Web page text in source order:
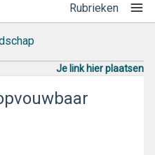
Rubrieken
Je link hier plaatsen